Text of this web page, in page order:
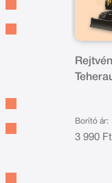
Borító ár:
3 990 Ft